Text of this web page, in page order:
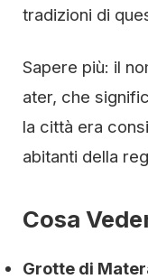
tradizioni di
Sapere più: il
ater, che
la città era
abitanti della
Cosa
Grotte di